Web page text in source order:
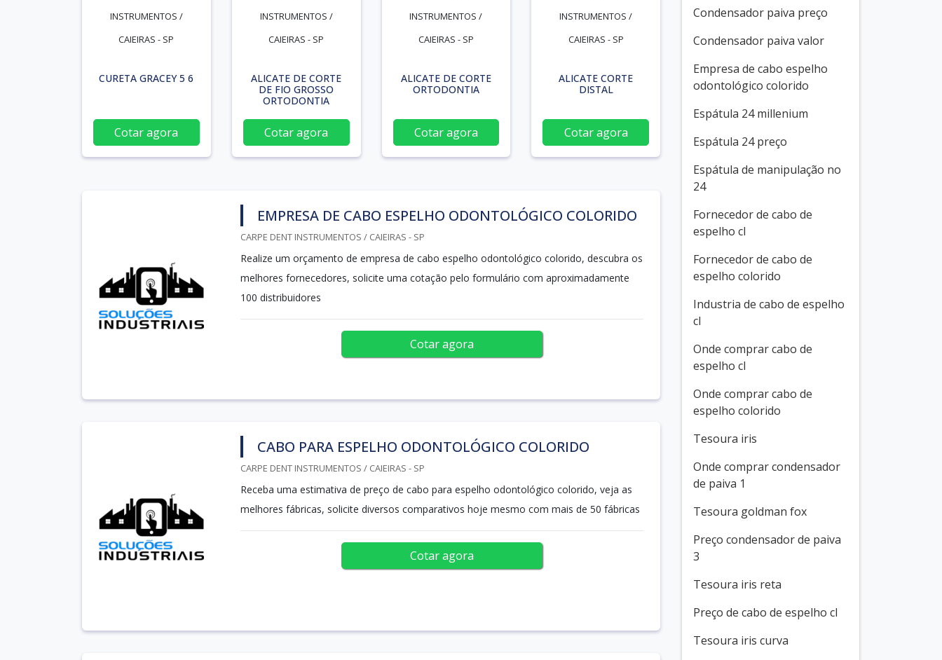
INSTRUMENTOS /
CAIEIRAS - SP
CURETA GRACEY 5 6
Cotar agora
INSTRUMENTOS /
CAIEIRAS - SP
ALICATE DE CORTE
DE FIO GROSSO
ORTODONTIA
Cotar agora
INSTRUMENTOS /
CAIEIRAS - SP
ALICATE DE CORTE
ORTODONTIA
Cotar agora
INSTRUMENTOS /
CAIEIRAS - SP
ALICATE CORTE
DISTAL
Cotar agora
EMPRESA DE CABO ESPELHO ODONTOLÓGICO COLORIDO
CARPE DENT INSTRUMENTOS / CAIEIRAS - SP
Realize um orçamento de empresa de cabo espelho odontológico colorido, descubra os
melhores fornecedores, solicite uma cotação pelo formulário com aproximadamente
100 distribuidores
Cotar agora
CABO PARA ESPELHO ODONTOLÓGICO COLORIDO
CARPE DENT INSTRUMENTOS / CAIEIRAS - SP
Receba uma estimativa de preço de cabo para espelho odontológico colorido, veja as
melhores fábricas, solicite diversos comparativos hoje mesmo com mais de 50 fábricas
Cotar agora
Condensador paiva preço
Condensador paiva valor
Empresa de cabo espelho
odontológico colorido
Espátula 24 millenium
Espátula 24 preço
Espátula de manipulação no
24
Fornecedor de cabo de
espelho cl
Fornecedor de cabo de
espelho colorido
Industria de cabo de espelho
cl
Onde comprar cabo de
espelho cl
Onde comprar cabo de
espelho colorido
Tesoura iris
Onde comprar condensador
de paiva 1
Tesoura goldman fox
Preço condensador de paiva
3
Tesoura iris reta
Preço de cabo de espelho cl
Tesoura iris curva